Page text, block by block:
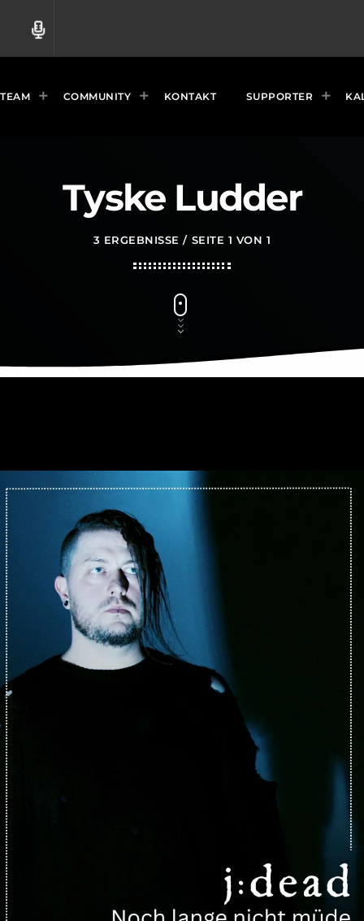
radio
TEAM COMMUNITY KONTAKT SUPPORTER
Tyske Ludder
3 ERGEBNISSE / SEITE 1 VON 1